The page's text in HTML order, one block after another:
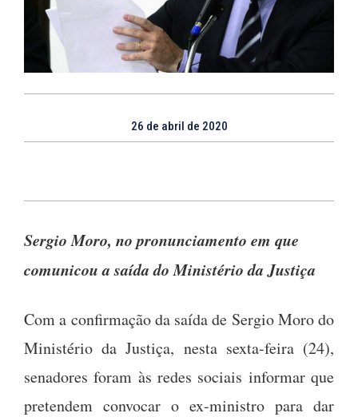
26 de abril de 2020
Sergio Moro, no pronunciamento em que
comunicou a saída do Ministério da Justiça
Com a confirmação da saída de Sergio Moro do
Ministério da Justiça, nesta sexta-feira (24),
senadores foram às redes sociais informar que
pretendem convocar o ex-ministro para dar